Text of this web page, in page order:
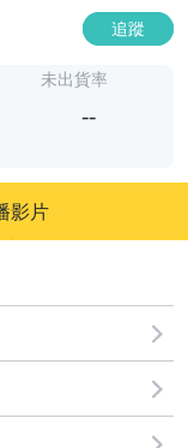
追蹤
未出貨率
--
影片